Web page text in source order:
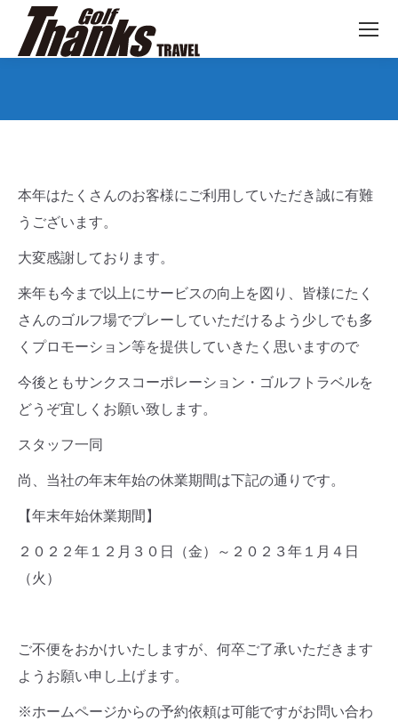
本年はたくさんのお客様にご利用していただき誠に有難
うございます。
大変感謝しております。
来年も今まで以上にサービスの向上を図り、皆様にたく
さんのゴルフ場でプレーしていただけるよう少しでも多
くプロモーション等を提供していきたく思いますので
今後ともサンクスコーポレーション・ゴルフトラベルを
どうぞ宜しくお願い致します。
スタッフ一同
尚、当社の年末年始の休業期間は下記の通りです。
【年末年始休業期間】
２０２２年１２月３０日（金）～２０２３年１月４日
（火）
ご不便をおかけいたしますが、何卒ご了承いただきます
ようお願い申し上げます。
※ホームページからの予約依頼は可能ですがお問い合わ